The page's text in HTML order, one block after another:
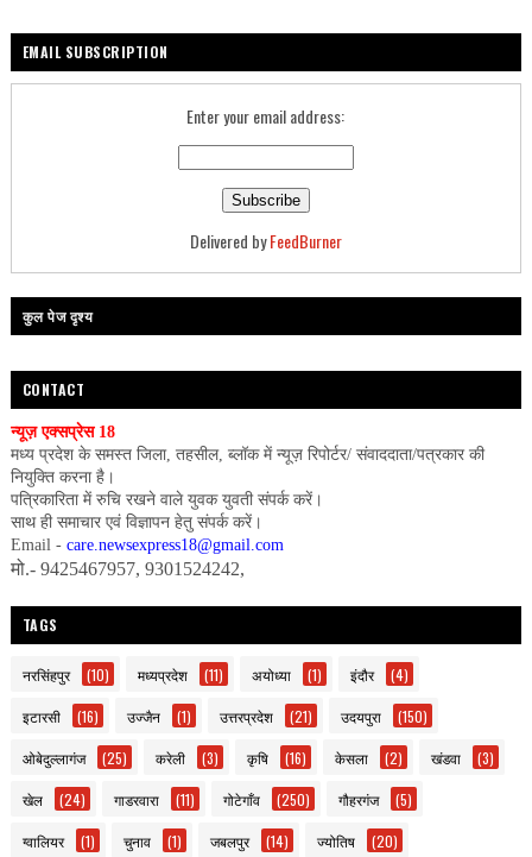
EMAIL SUBSCRIPTION
Enter your email address:
Delivered byFeedBurner
कुल पेज दृश्य
CONTACT
न्यूज़ एक्सप्रेस 18
मध्य प्रदेश के समस्त जिला, तहसील, ब्लॉक में न्यूज़ रिपोर्टर/ संवाददाता/पत्रकार की
नियुक्ति करना है।
पत्रिकारिता में रुचि रखने वाले युवक युवती संपर्क करें।
साथ ही समाचार एवं विज्ञापन हेतु संपर्क करें।
Email - care.newsexpress18@gmail.com
मो.- 9425467957, 9301524242,
TAGS
नरसिंहपुर (10) मध्यप्रदेश (11) अयोध्या (1) इंदौर (4)
इटारसी (16) उज्जैन (1) उत्तरप्रदेश (21) उदयपुरा (150)
ओबेदुल्लागंज (25) करेली (3) कृषि (16) केसला (2) खंडवा (3)
खेल (24) गाडरवारा (11) गोटेगाँव (250) गौहरगंज (5)
ग्वालियर (1) चुनाव (1) जबलपुर (14) ज्योतिष (20)